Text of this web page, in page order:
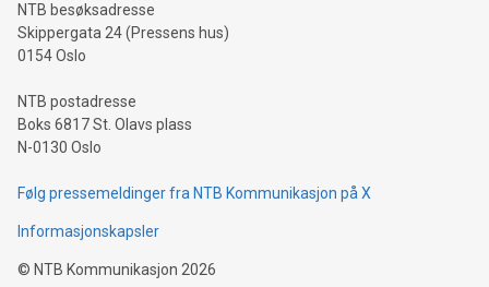
NTB besøksadresse
Skippergata 24 (Pressens hus)
0154 Oslo
NTB postadresse
Boks 6817 St. Olavs plass
N-0130 Oslo
Følg pressemeldinger fra NTB Kommunikasjon på X
Informasjonskapsler
© NTB Kommunikasjon 2026